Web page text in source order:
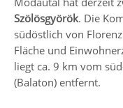
Szölösgyörök. Die
südöstlich von
Fläche und
liegt ca. 9 km vom
(Balaton) entfernt.